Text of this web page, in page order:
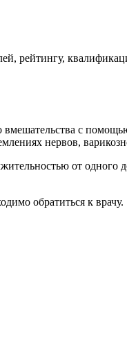
рейтингу,
с
нервов,
от одного
обратиться к врачу.